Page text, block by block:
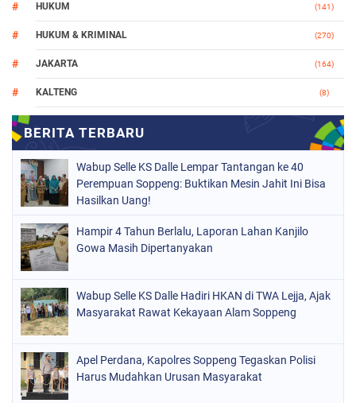
HUKUM (141)
HUKUM & KRIMINAL (270)
JAKARTA (164)
KALTENG (8)
(112)
NASIONAL (966)
ORGANISASI
PERISTIWA
POLITIK
POLRI
SOPPENG (1984)
SULSEL
Wabup Selle KS Dalle Lempar Tantangan ke 40
Perempuan Soppeng: Buktikan Mesin Jahit Ini Bisa
Hasilkan Uang!
Hampir 4 Tahun Berlalu, Laporan Lahan Kanjilo
Gowa Masih Dipertanyakan
Wabup Selle KS Dalle Hadiri HKAN di TWA Lejja, Ajak
Masyarakat Rawat Kekayaan Alam Soppeng
Apel Perdana, Kapolres Soppeng Tegaskan Polisi
Harus Mudahkan Urusan Masyarakat